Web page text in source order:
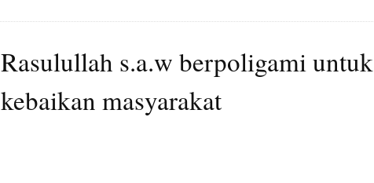
Rasulullah s.a.w berpoligami untuk
kebaikan masyarakat